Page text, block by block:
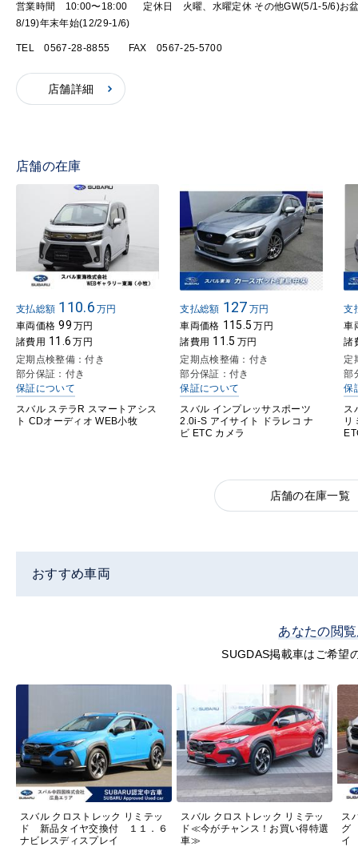
営業時間 10:00〜18:00
定休日 火曜、水曜定休 その他GW(5/1-5/6)お
8/19)年末年始(12/29-1/6)
TEL 0567-28-8855 FAX 0567-25-5700
店舗詳細
店舗の在庫
支払総額 110.6 万円
車両価格 99 万円
諸費用 11.6 万円
定期点検整備：付き
部分保証：付き
保証について
スバル ステラR スマートアシス
ト CDオーディオ WEB小牧
支払総額 127 万円
車両価格 115.5 万円
諸費用 11.5 万円
定期点検整備：付き
部分保証：付き
保証について
スバル インプレッサスポーツ
2.0i-S アイサイト ドラレコ ナ
ビ ETC カメラ
支
車
諸
定
部
保
ス
リ
店舗の在庫一覧
おすすめ車両
あなたの閲
SUGDAS掲載車はご希望
スバル クロストレック リミテッ
ド 新品タイヤ交換付 １１．６
ナビレスディスプレイ
スバル クロストレック リミテッ
ド≪今がチャンス！お買い得特選
車≫
ス
グ
イ